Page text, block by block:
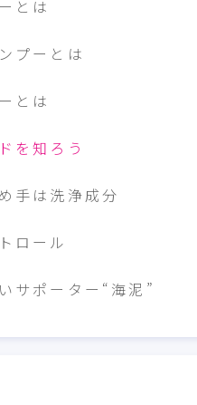
とは
プーとは
とは
を知ろう
手は洗浄成分
ロール
サポーター“海泥”